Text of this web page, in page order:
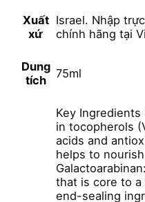
Xuất
xứ
Israel. Nhập
chính hãng tại
Dung
tích
75ml
Key Ingredients
in tocopherols
acids and
helps to
that is core to
end-sealing